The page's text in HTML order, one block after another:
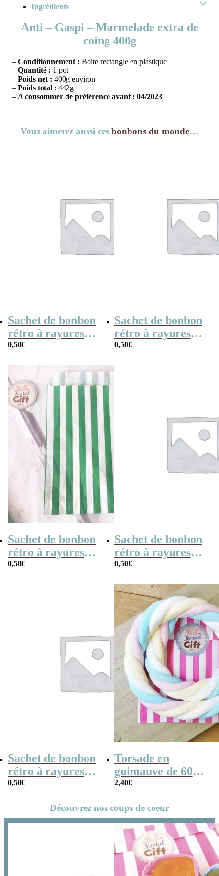
Ingrédients
Anti – Gaspi – Marmelade extra de
coing 400g
– Conditionnement : Boite rectangle en plastique
– Quantité : 1 pot
– Poids net : 400g environ
– Poids total : 442g
– A consommer de préférence avant : 04/2023
Vous aimerez aussi ces bonbons du monde…
Sachet de bonbon
rétro à rayures
roses et blanches
0,50€
Sachet de bonbon
rétro à rayures
rouges et blanches
0,50€
Sachet de bonbon
rétro à rayures
vertes et blanches
0,50€
Sachet de bonbon
rétro à rayures
noires et blanches
0,50€
Sachet de bonbon
rétro à rayures
dorées et blanches
0,50€
Torsade en
guimauve de 60
cm – Cable de
2,40€
Découvrez nos coups de coeur